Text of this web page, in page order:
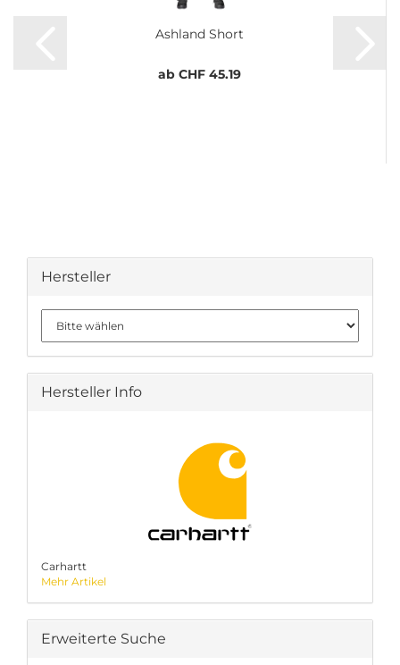
Ashland Short
ab CHF 45.19
Hersteller
Hersteller Info
Carhartt
Mehr Artikel
Erweiterte Suche